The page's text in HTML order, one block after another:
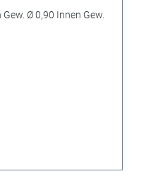
Ø 0,90 Innen Gew.